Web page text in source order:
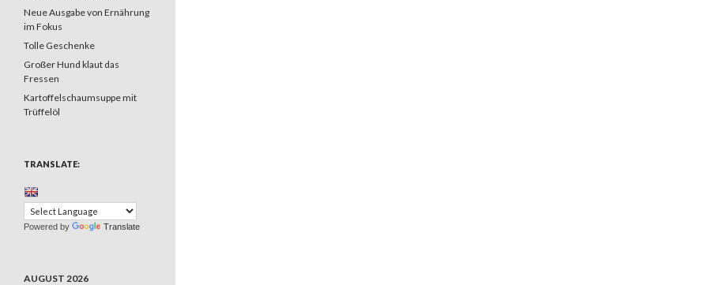
Neue Ausgabe von Ernährung
im Fokus
Tolle Geschenke
Großer Hund klaut das
Fressen
Kartoffelschaumsuppe mit
Trüffelöl
TRANSLATE:
Powered by Translate
AUGUST 2026